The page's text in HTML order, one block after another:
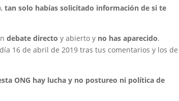
tan solo habías solicitado información de si te
debate directo y abierto y no has aparecido.
16 de abril de 2019 tras tus comentarios y los de
ONG hay lucha y no postureo ni política de